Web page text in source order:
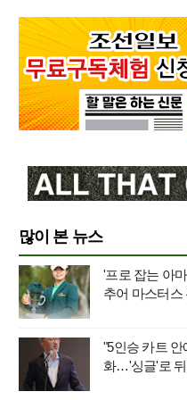
많이 본 뉴스
'프로 잡는 아
추어 마스터스
"5인승 카트
화…'싱글'로